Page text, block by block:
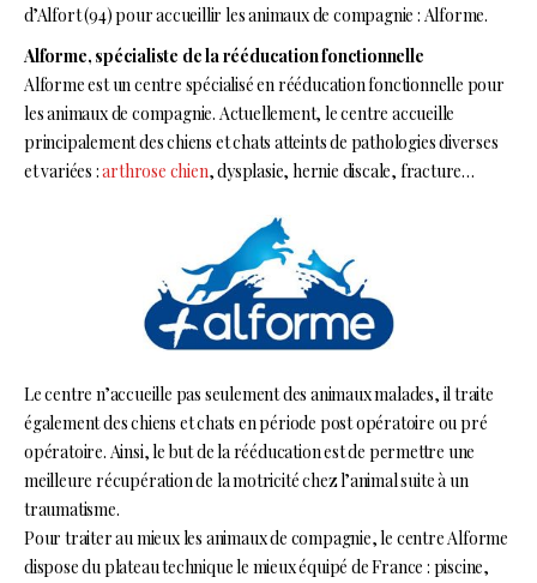
d’Alfort (94) pour accueillir les animaux de compagnie : Alforme.
Alforme, spécialiste de la rééducation fonctionnelle
Alforme est un centre spécialisé en rééducation fonctionnelle pour
les animaux de compagnie. Actuellement, le centre accueille
principalement des chiens et chats atteints de pathologies diverses
et variées :arthrose chien, dysplasie, hernie discale, fracture…
Le centre n’accueille pas seulement des animaux malades, il traite
également des chiens et chats en période post opératoire ou pré
opératoire. Ainsi, le but de la rééducation est de permettre une
meilleure récupération de la motricité chez l’animal suite à un
traumatisme.
Pour traiter au mieux les animaux de compagnie, le centre Alforme
dispose du plateau technique le mieux équipé de France : piscine,